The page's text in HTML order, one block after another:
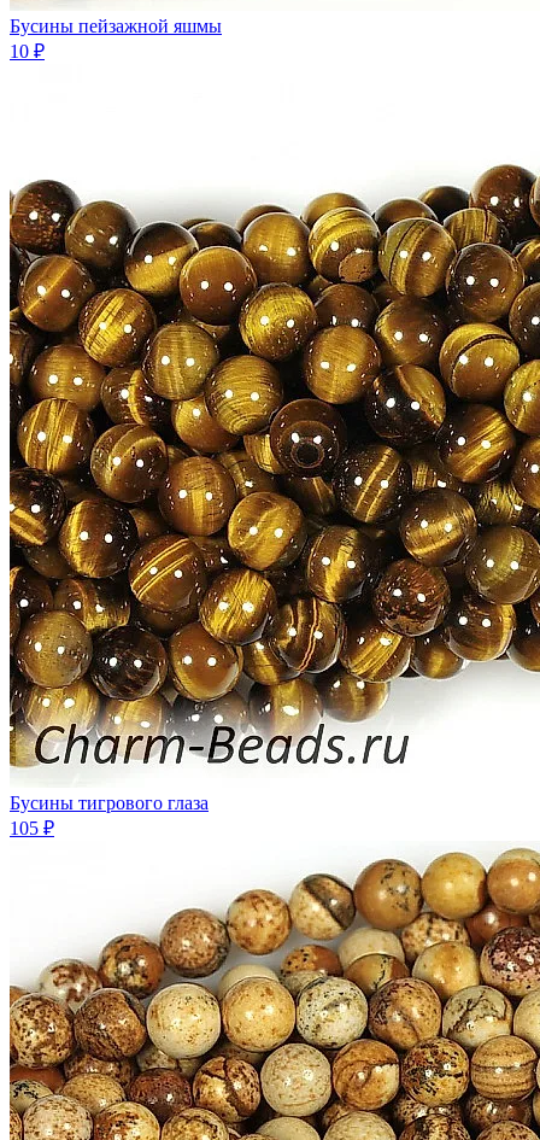
Бусины пейзажной яшмы
10 ₽
Бусины тигрового глаза
105 ₽